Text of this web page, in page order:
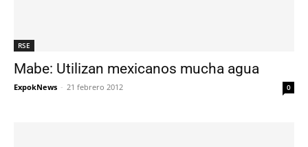
RSE
Mabe: Utilizan mexicanos mucha agua
ExpokNews - 21 febrero 2012 0